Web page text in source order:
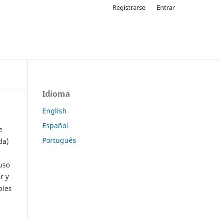
Registrarse Entrar
y
Idioma
English
Español
Português